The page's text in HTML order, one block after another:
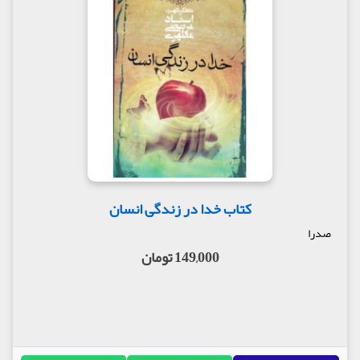
وداع ابا عبدالله علیه السلام
سخنان سکینه با اسب پدر
روضه ای که قلب ولی عصر (عج) را آتش می زند
گفتار چهل و هشتم
عاشورا روز مسابقه میان خصلتهای حسینی
آرامش ابا عبدالله علیه السلام
جنبش آفرینی نهضت حسینی
اولین طغیان علیه دستگاه اموی
غیرت امام حسین علیه السلام
بشارت امام حسین علیه السلام به اهل بیتش
حسین علیه السلام مظهر غیرت الهی
اسب امام حسین علیه السلام
تیر زهر آلودی که بر قلب امام حسین علیه السلام
عبدالله بن الحسن علیه السلام جان خود را فدای
گفتار پنجاهم
کتاب خدا در زندگی انسان
صدرا
149,000 تومان